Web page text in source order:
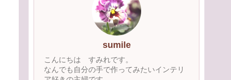
sumile
こんにちは すみれです。
なんでも自分の手で作ってみたいインテリ